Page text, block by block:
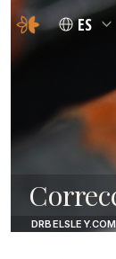
ES
DRBELSLEY.COM